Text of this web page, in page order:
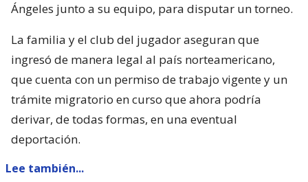
Ángeles junto a su equipo, para disputar un torneo.
La familia y el club del jugador aseguran que
ingresó de manera legal al país norteamericano,
que cuenta con un permiso de trabajo vigente y un
trámite migratorio en curso que ahora podría
derivar, de todas formas, en una eventual
deportación.
Lee también...